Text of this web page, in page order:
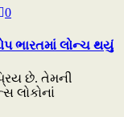
0
ભારતમાં લોન્ચ થયું
છે. તેમની
લોકોનાં